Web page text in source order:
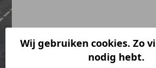
Wij gebruiken cookies. Zo
nodig hebt.